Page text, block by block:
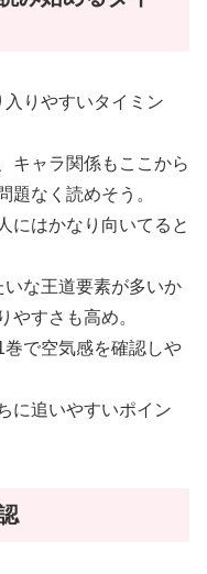
りやすいタイミン
キャラ関係もここから
題なく読めそう。
にはかなり向いてると
な王道要素が多いか
やすさも高め。
で空気感を確認しや
に追いやすいポイン